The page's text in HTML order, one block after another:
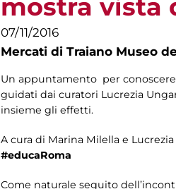
mostra vista
07/11/2016
Mercati di Traiano Museo
Un appuntamento per
guidati dai curatori Lucrezia
insieme gli effetti.
A cura di Marina Milella e
#educaRoma
Come naturale seguito